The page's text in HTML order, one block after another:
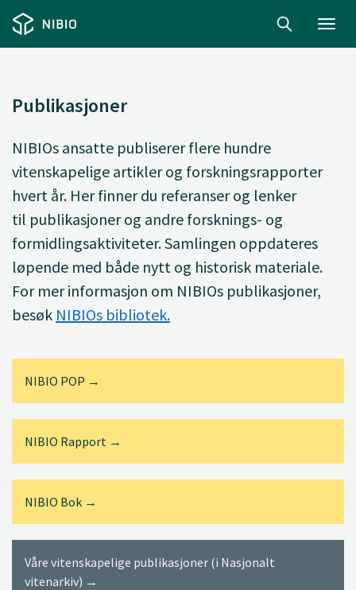
Publikasjoner
NIBIOs ansatte publisererflere hundre
vitenskapelige artikler og forskningsrapporter
hvert år. Her finner du referanser og lenker
til publikasjoner og andre forsknings- og
formidlingsaktiviteter. Samlingen oppdateres
løpende med både nytt og historisk materiale.
For mer informasjon om NIBIOs publikasjoner,
besøk NIBIOs bibliotek.
NIBIO POP →
NIBIO Rapport →
NIBIO Bok →
Våre vitenskapelige publikasjoner (i Nasjonalt
vitenarkiv) →